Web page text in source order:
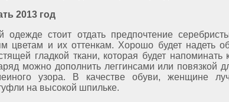
2013 год
одежде стоит отдать предпочтение
цветам и их оттенкам. Хорошо будет надеть
гладкой ткани, которая будет напоминать
можно дополнить леггинсами или повязкой
узора. В качестве обуви, женщине
на высокой шпильке.